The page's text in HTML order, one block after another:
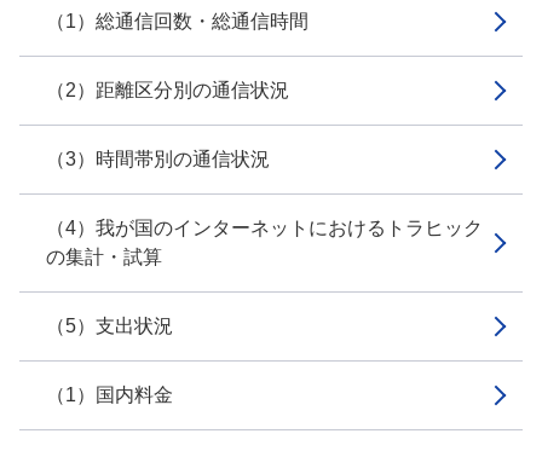
（1）総通信回数・総通信時間
（2）距離区分別の通信状況
（3）時間帯別の通信状況
（4）我が国のインターネットにおけるトラヒック
の集計・試算
（5）支出状況
（1）国内料金